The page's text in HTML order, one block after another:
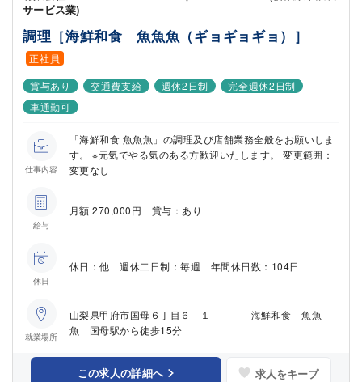
サービス業)
調理［海鮮和食 魚魚魚（ギョギョギョ）］
正社員
賞与あり
交通費支給 週休2日制
完全週休2日制
車通勤可
仕事内容
「海鮮和食 魚魚魚」の調理及び店舗業務全般をお願いしま
す。 ※元気でやる気のある方歓迎いたします。 変更範囲：
変更なし
給与
月額 270,000円 賞与：あり
休日
休日：他 週休二日制：毎週 年間休日数：104日
就業場所
山梨県甲府市国母６丁目６－１ 海鮮和食 魚魚
魚 国母駅から徒歩15分
この求人の詳細へ 求人をキープ